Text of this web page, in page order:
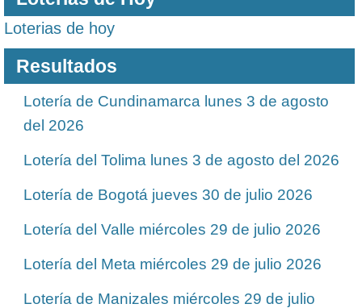
Loterias de hoy
Resultados
Lotería de Cundinamarca lunes 3 de agosto
del 2026
Lotería del Tolima lunes 3 de agosto del 2026
Lotería de Bogotá jueves 30 de julio 2026
Lotería del Valle miércoles 29 de julio 2026
Lotería del Meta miércoles 29 de julio 2026
Lotería de Manizales miércoles 29 de julio